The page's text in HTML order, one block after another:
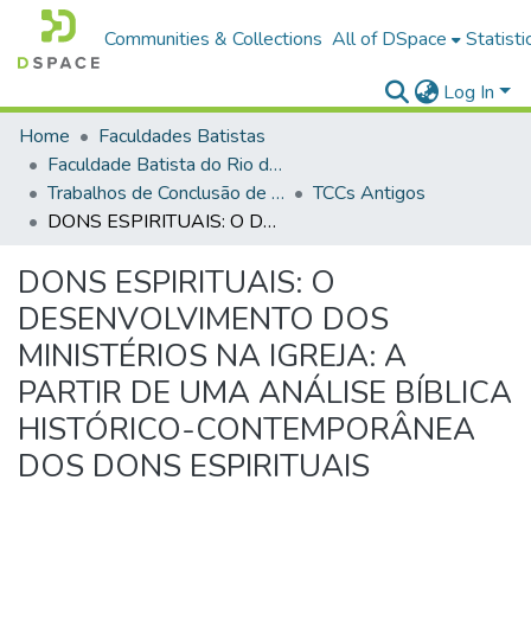
Communities & Collections All of DSpace
Log In
Home
Faculdades Batistas
Faculdade Batista do Rio de Janeiro (FABAT-RJ)
Trabalhos de Conclusão de Curso (TCC)
TCCs Antigos
DONS ESPIRITUAIS: O DESENVOLVIMENTO DOS MINISTÉRIOS NA IGREJA: A PARTIR DE UMA ANÁLISE BÍBLICA HISTÓRICO-CONTEMPORÂNEA DOS DONS ESPIRITUAIS
DONS ESPIRITUAIS: O
DESENVOLVIMENTO DOS
MINISTÉRIOS NA IGREJA: A
PARTIR DE UMA ANÁLISE BÍBLICA
HISTÓRICO-CONTEMPORÂNEA
DOS DONS ESPIRITUAIS